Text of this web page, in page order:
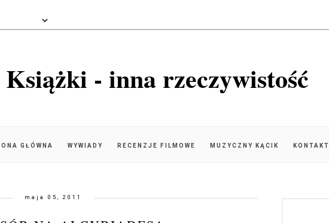
Książki - inna rzeczywistość
GŁÓWNA WYWIADY RECENZJE FILMOWE MUZYCZNY KĄCIK KONTAKT
maja 05, 2011